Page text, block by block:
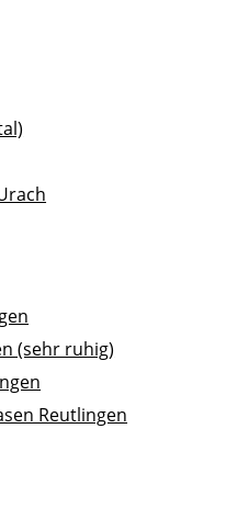
(sehr ruhig)
Reutlingen